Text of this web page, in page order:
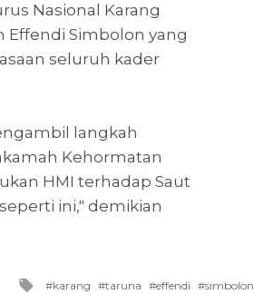
Nasional Karang
Effendi Simbolon yang
seluruh kader
langkah
Kehormatan
HMI terhadap Saut
ini," demikian
Tagged
karang taruna effendi simbolon